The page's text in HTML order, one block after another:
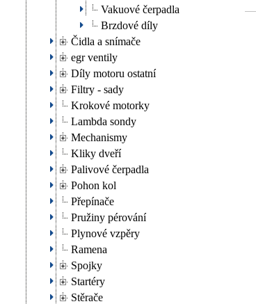
Vakuové čerpadla
Brzdové díly
Čidla a snímače
egr ventily
Díly motoru ostatní
Filtry - sady
Krokové motorky
Lambda sondy
Mechanismy
Kliky dveří
Palivové čerpadla
Pohon kol
Přepínače
Pružiny pérování
Plynové vzpěry
Ramena
Spojky
Startéry
Stěrače